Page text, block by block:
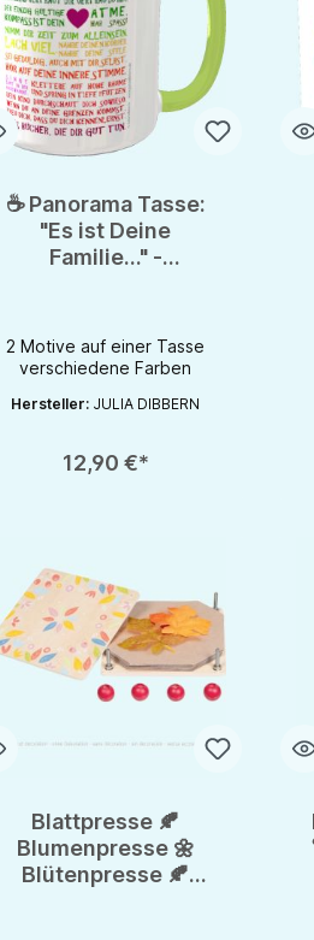
zu erhöhen oder zu reduzieren.
ein oder benutze die Schaltflächen um
☕ Panorama Tasse:
"Es ist Deine
Familie..." -
Dibbern
2 Motive auf einer Tasse
verschiedene Farben
Hersteller: JULIA DIBBERN
12,90 €*
Produkt Anzahl: Gib den gewünschten
Blattpresse 🍂
Blumenpresse 🌼
Blütenpresse 🍂